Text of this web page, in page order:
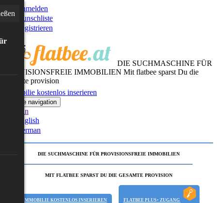
Anmelden
Wunschliste
Registrieren
DIE SUCHMASCHINE FÜR
PROVISIONSFREIE IMMOBILIEN Mit flatbee sparst Du die
gesamte provision
Immobilie kostenlos inserieren
Toggle navigation
German
English
German
DIE SUCHMASCHINE FÜR PROVISIONSFREIE IMMOBILIEN
MIT FLATBEE SPARST DU DIE GESAMTE PROVISION
IMMOBILIE KOSTENLOS INSERIEREN FLATBEE PLUS+ ZUGANG